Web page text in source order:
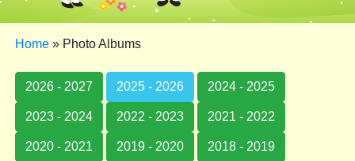
Home » Photo Albums
2026 - 2027 2025 - 2026 2024 - 2025
2023 - 2024 2022 - 2023 2021 - 2022
2020 - 2021 2019 - 2020 2018 - 2019